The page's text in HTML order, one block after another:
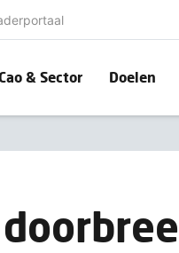
& Sector Doelen